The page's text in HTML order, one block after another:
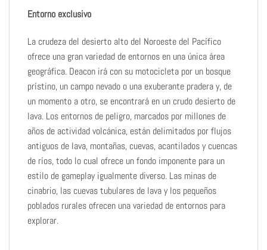
Entorno exclusivo
La crudeza del desierto alto del Noroeste del Pacífico
ofrece una gran variedad de entornos en una única área
geográfica. Deacon irá con su motocicleta por un bosque
prístino, un campo nevado o una exuberante pradera y, de
un momento a otro, se encontrará en un crudo desierto de
lava. Los entornos de peligro, marcados por millones de
años de actividad volcánica, están delimitados por flujos
antiguos de lava, montañas, cuevas, acantilados y cuencas
de ríos, todo lo cual ofrece un fondo imponente para un
estilo de gameplay igualmente diverso. Las minas de
cinabrio, las cuevas tubulares de lava y los pequeños
poblados rurales ofrecen una variedad de entornos para
explorar.